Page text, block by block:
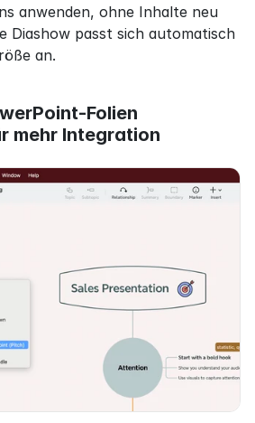
anwenden, ohne Inhalte neu
Diashow passt sich automatisch
an.
Folien
mehr Integration